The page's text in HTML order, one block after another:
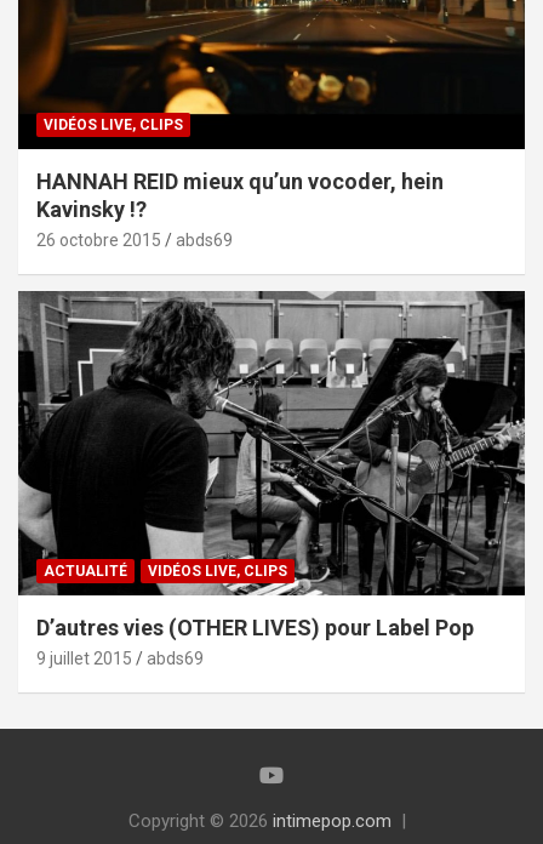
VIDÉOS LIVE, CLIPS
HANNAH REID mieux qu’un vocoder, hein
Kavinsky !?
26 octobre 2015 abds69
ACTUALITÉ VIDÉOS LIVE, CLIPS
D’autres vies (OTHER LIVES) pour Label Pop
9 juillet 2015 abds69
Copyright © 2026 intimepop.com